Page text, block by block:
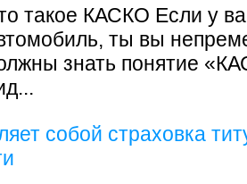
такое КАСКО Если у
ты вы
знать понятие
собой страховка